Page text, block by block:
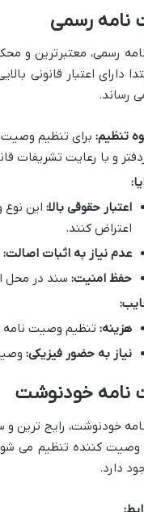
نامه رسمی
رسمی، معتبرترین و
دارای اعتبار قانونی
رساند.
تنظیم: برای تنظیم وصیت
و با رعایت تشریفات
اعتبار حقوقی بالا: این
اعتراض کنند.
عدم نیاز به اثبات اصالت:
حفظ امنیت: سند در محل
هزینه: تنظیم وصیت
نیاز به حضور فیزیکی:
نامه خودنوشت
خودنوشت، رایج ترین
کننده تنظیم می
دارد.